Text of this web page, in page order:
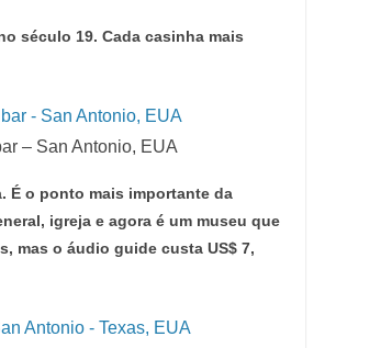
século 19. Cada casinha mais
– San Antonio, EUA
É o ponto mais importante da
igreja e agora é um museu que
mas o áudio guide custa US$ 7,